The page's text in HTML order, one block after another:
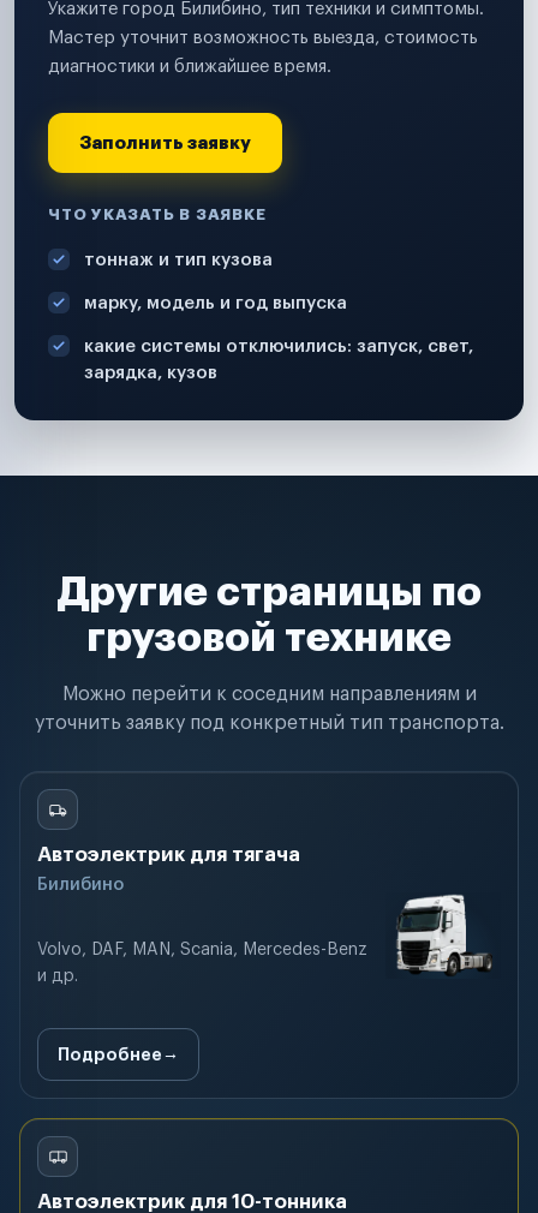
Укажите город Билибино, тип техники и симптомы.
Мастер уточнит возможность выезда, стоимость
диагностики и ближайшее время.
Заполнить заявку
ЧТО УКАЗАТЬ В ЗАЯВКЕ
тоннаж и тип кузова
марку, модель и год выпуска
какие системы отключились: запуск, свет,
зарядка, кузов
Другие страницы по
грузовой технике
Можно перейти к соседним направлениям и
уточнить заявку под конкретный тип транспорта.
Автоэлектрик для тягача
Билибино
Volvo, DAF, MAN, Scania, Mercedes-Benz
и др.
Подробнее
Автоэлектрик для 10-тонника